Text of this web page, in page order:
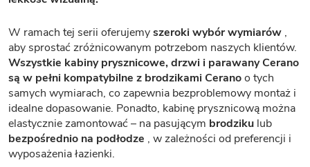
W ramach tej serii oferujemyszeroki wybór wymiarów ,
aby sprostać zróżnicowanym potrzebom naszych klientów.
Wszystkie kabiny prysznicowe, drzwi i parawany Cerano
są w pełni kompatybilne z brodzikami Ceranoo tych
samych wymiarach, co zapewnia bezproblemowy montaż i
idealne dopasowanie. Ponadto, kabinę prysznicową można
elastycznie zamontować – na pasującym brodziku lub
bezpośrednio na podłodze , w zależności od preferencji i
wyposażenia łazienki.